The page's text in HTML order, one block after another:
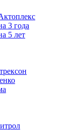
3 года
5 лет